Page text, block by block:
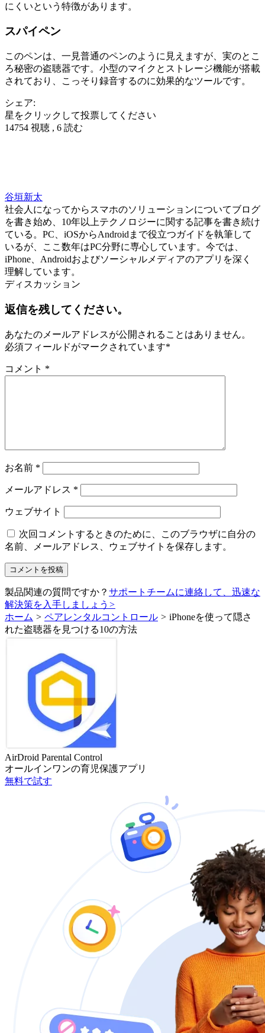
にくいという特徴があります。
スパイペン
このペンは、一見普通のペンのように見えますが、実のとこ
ろ秘密の盗聴器です。小型のマイクとストレージ機能が搭載
されており、こっそり録音するのに効果的なツールです。
シェア:
星をクリックして投票してください
14754 視聴 , 6 読む
谷垣新太
社会人になってからスマホのソリューションについてブログ
を書き始め、10年以上テクノロジーに関する記事を書き続け
ている。PC、iOSからAndroidまで役立つガイドを執筆して
いるが、ここ数年はPC分野に専心しています。今では、
iPhone、Androidおよびソーシャルメディアのアプリを深く
理解しています。
ディスカッション
返信を残してください。
あなたのメールアドレスが公開されることはありません。
必須フィールドがマークされています*
コメント *
お名前 *
メールアドレス *
ウェブサイト
次回コメントするときのために、このブラウザに自分の
名前、メールアドレス、ウェブサイトを保存します。
製品関連の質問ですか？ サポートチームに連絡して、迅速な
解決策を入手しましょう >
ホーム > ペアレンタルコントロール > iPhoneを使って隠さ
れた盗聴器を見つける10の方法
AirDroid Parental Control
オールインワンの育児保護アプリ
無料で試す